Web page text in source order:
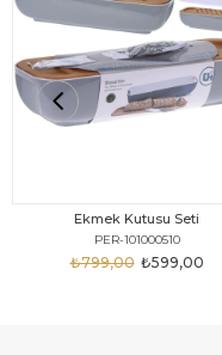
Ekmek Kutusu Seti
PER-101000510
₺599,00
₺799,00